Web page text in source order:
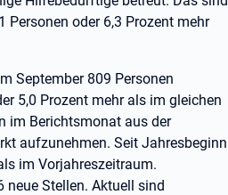
oder 6,3 Prozent mehr
September 809 Personen
5,0 Prozent mehr als im gleichen
im Berichtsmonat aus der
aufzunehmen. Seit Jahresbeginn
im Vorjahreszeitraum.
neue Stellen. Aktuell sind